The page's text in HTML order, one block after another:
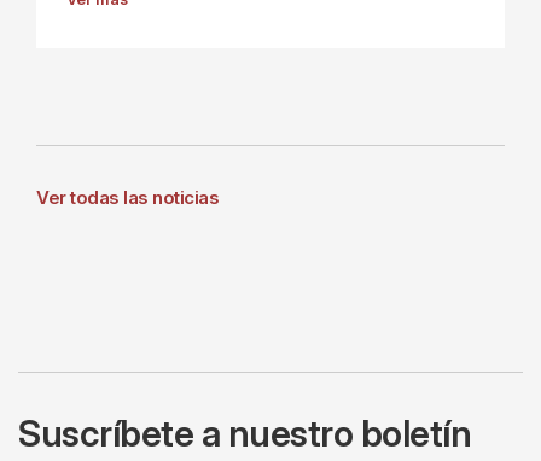
Ver todas las noticias
Suscríbete a nuestro boletín